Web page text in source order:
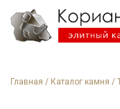
Главная / Каталог камня /